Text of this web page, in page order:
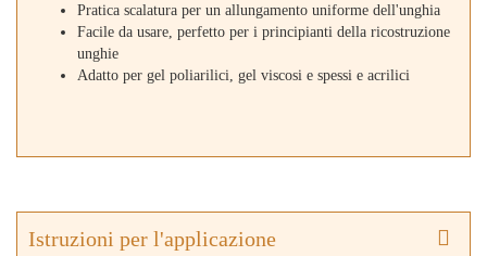
Pratica scalatura per un allungamento uniforme dell'unghia
Facile da usare, perfetto per i principianti della ricostruzione
unghie
Adatto per gel poliarilici, gel viscosi e spessi e acrilici
Istruzioni per l'applicazione